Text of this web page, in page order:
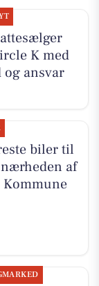
K med
ansvar
biler til
af
Kommune